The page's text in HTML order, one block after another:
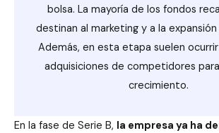
bolsa. La mayoría de los fondos
destinan al marketing y a la
Además, en esta etapa suelen
adquisiciones de competidores
crecimiento.
En la fase de Serie B, la empresa ya ha